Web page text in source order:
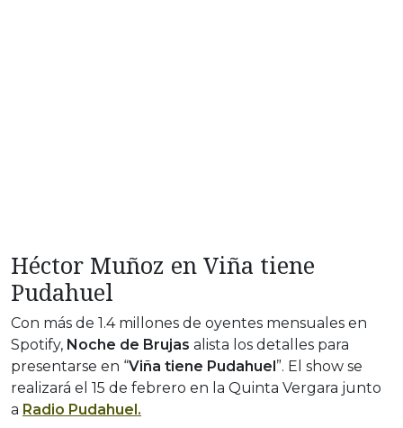
Héctor Muñoz en Viña tiene
Pudahuel
Con más de 1.4 millones de oyentes mensuales en
Spotify, Noche de Brujas alista los detalles para
presentarse en “Viña tiene Pudahuel ”. El show se
realizará el 15 de febrero en la Quinta Vergara junto
a Radio Pudahuel.